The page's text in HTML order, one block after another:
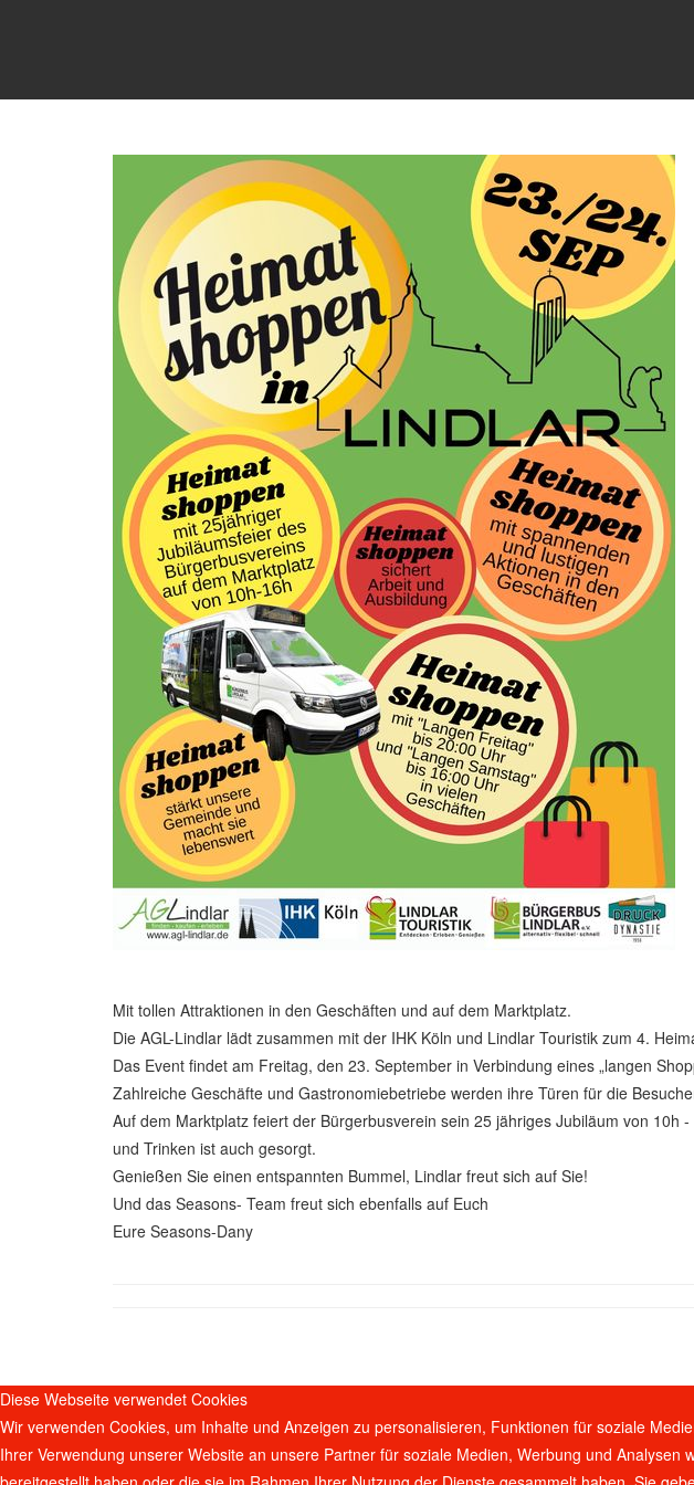
Mit tollen Attraktionen in den Geschäften und auf dem Marktplatz.
Die AGL-Lindlar lädt zusammen mit der IHK Köln und Lindlar Touristik zum 4.
Das Event findet am Freitag, den 23. September in Verbindung eines „langen
Zahlreiche Geschäfte und Gastronomiebetriebe werden ihre Türen für die
Auf dem Marktplatz feiert der Bürgerbusverein sein 25 jähriges Jubiläum von
und Trinken ist auch gesorgt.
Genießen Sie einen entspannten Bummel, Lindlar freut sich auf Sie!
Und das Seasons- Team freut sich ebenfalls auf Euch
Eure Seasons-Dany
Diese Webseite verwendet Cookies
Wir verwenden Cookies, um Inhalte und Anzeigen zu personalisieren, Funktionen für soziale
Ihrer Verwendung unserer Website an unsere Partner für soziale Medien, Werbung und